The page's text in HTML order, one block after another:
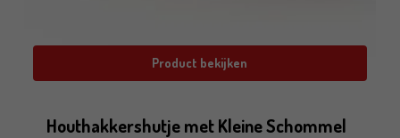
Product bekijken
Houthakkershutje met Kleine Schommel